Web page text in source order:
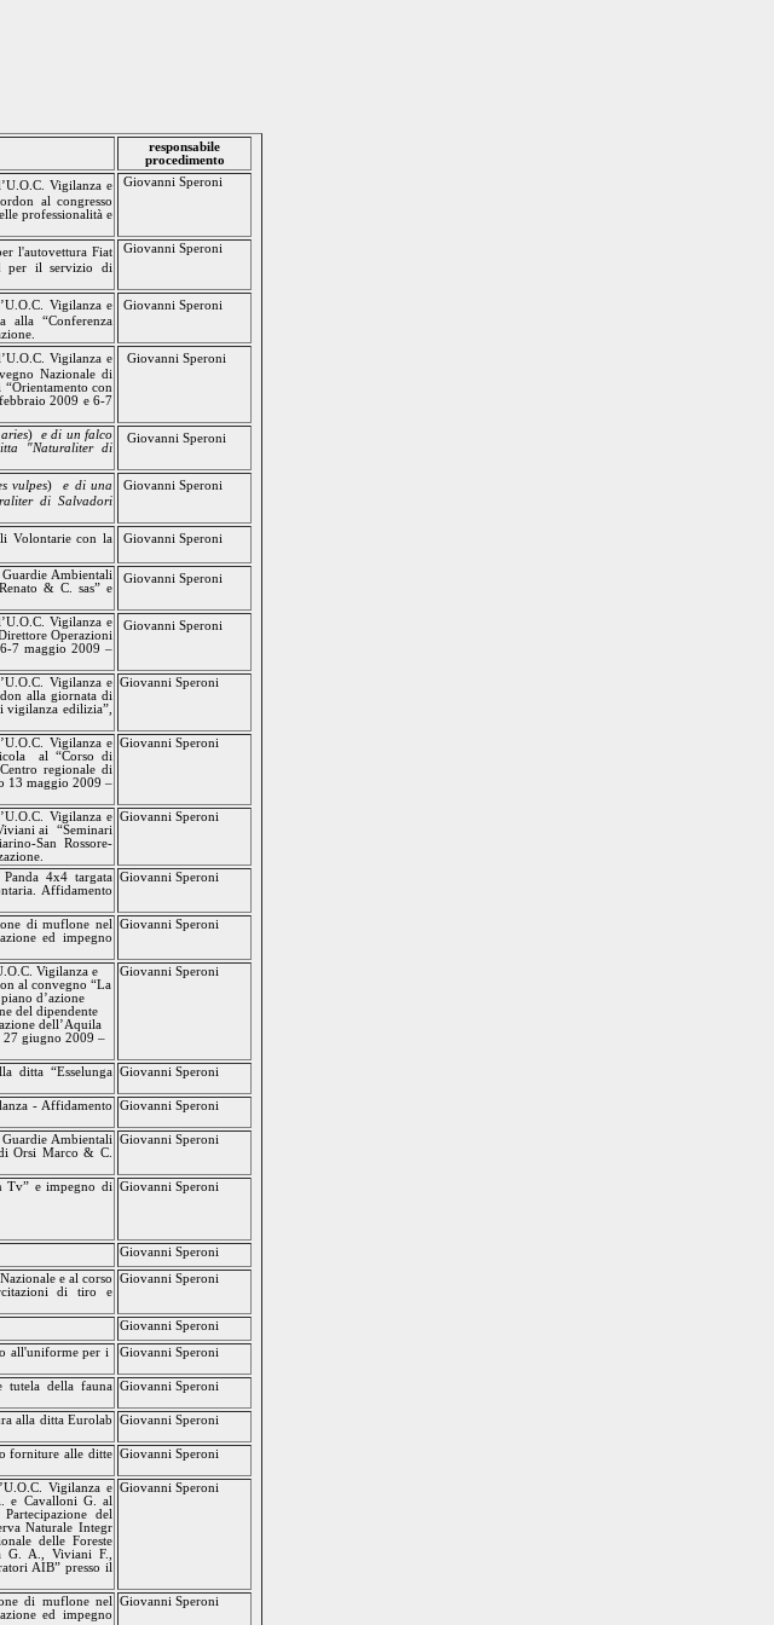
responsabile
procedimento
U.O.C. Vigilanza e
al congresso
professionalità e
Giovanni Speroni
l'autovettura Fiat
per il servizio di
Giovanni Speroni
U.O.C. Vigilanzae
alla “Conferenza
Giovanni Speroni
U.O.C. Vigilanza e
Nazionale di
con
2009 e 6-7
Giovanni Speroni
aries)
e di un falco
"Naturaliterdi
Giovanni Speroni
vulpes)
e di una
diSalvadori
Giovanni Speroni
Volontarie conla
Giovanni Speroni
Ambientali
Renato & C. sas” e
Giovanni Speroni
U.O.C. Vigilanza e
Operazioni
7 maggio 2009 –
Giovanni Speroni
U.O.C. Vigilanzae
alla giornata di
vigilanza edilizia”,
Giovanni Speroni
U.O.C. Vigilanzae
al “Corso di
regionale di
13 maggio 2009 –
Giovanni Speroni
U.O.C. Vigilanzae
ai
“Seminari
San Rossore-
Giovanni Speroni
4x4 targata
Affidamento
Giovanni Speroni
di muflone nel
ed impegno
Giovanni Speroni
Vigilanza e
al convegno “La
d’azione
del dipendente
dell’Aquila
27 giugno 2009 –
Giovanni Speroni
ditta “Esselunga Giovanni Speroni
- Affidamento
Giovanni Speroni
Ambientali
Orsi Marco & C.
Giovanni Speroni
Tv” e impegno di
Giovanni Speroni
Giovanni Speroni
e al corso
di tiro e
Giovanni Speroni
Giovanni Speroni
all'uniforme per i
Giovanni Speroni
tutela della fauna Giovanni Speroni
alla ditta Eurolab
Giovanni Speroni
forniture alle ditte Giovanni Speroni
U.O.C. Vigilanza e
e Cavalloni G. al
del
Naturale Integr
delle Foreste
G. A., Viviani F.,
AIB” presso il
Giovanni Speroni
di muflone nel
ed impegno
Giovanni Speroni